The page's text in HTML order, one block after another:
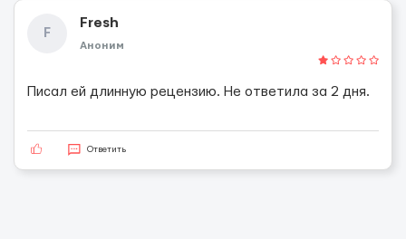
F
Fresh
Аноним
Писал ей длинную рецензию. Не ответила за 2 дня.
Ответить